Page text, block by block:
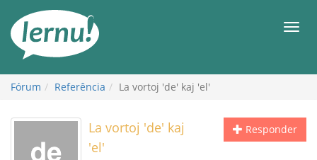
conteúdo
Fórum Referência La vortoj 'de' kaj 'el'
Responder
La vortoj 'de' kaj
'el'